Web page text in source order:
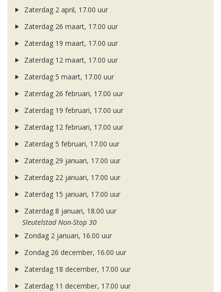
Zaterdag 2 april, 17.00 uur
Zaterdag 26 maart, 17.00 uur
Zaterdag 19 maart, 17.00 uur
Zaterdag 12 maart, 17.00 uur
Zaterdag 5 maart, 17.00 uur
Zaterdag 26 februari, 17.00 uur
Zaterdag 19 februari, 17.00 uur
Zaterdag 12 februari, 17.00 uur
Zaterdag 5 februari, 17.00 uur
Zaterdag 29 januari, 17.00 uur
Zaterdag 22 januari, 17.00 uur
Zaterdag 15 januari, 17.00 uur
Zaterdag 8 januari, 18.00 uur
Sleutelstad Non-Stop 30
Zondag 2 januari, 16.00 uur
Zondag 26 december, 16.00 uur
Zaterdag 18 december, 17.00 uur
Zaterdag 11 december, 17.00 uur